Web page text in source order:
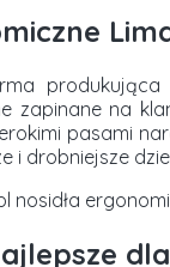
zapinane na
pasami
i drobniejsze
nosidła